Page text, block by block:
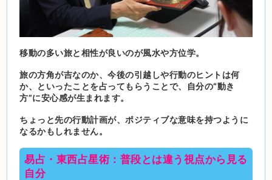
移動の多い旅と相性が良いのが風水や方位学。
旅の方角が吉なのか、今後の引越しや行動のヒントは何
か、といったことを占ってもらうことで、自分の“動き
方”に安心感が生まれます。
ちょっと先の行動計画が、ポジティブな意味を持つように
なるかもしれません。
易占・東西占星術：普段とは違う視点から見る
自分